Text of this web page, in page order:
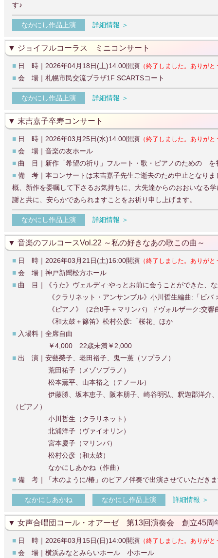
す♪
なかにし作品上演 詳細情報 ＞
ジョイフルコーラス ミニコンサート
■ 日 時｜2026年04月18日(土)14:00開演 （終了しました。ありが
■ 会 場｜札幌市民交流プラザ1F SCARTSコート
なかにし作品上演 詳細情報 ＞
末吉嘉子卒寿コンサート
■ 日 時｜2026年03月25日(水)14:00開演 （終了しました。ありが
■ 会 場｜音楽の友ホール
■ 曲 目｜新作「希望の祈り」フルート・歌・ピアノのための を
■ 備 考｜本コンサートは末吉嘉子先生ご逝去のため中止となり
概、新作を委嘱して下さるお気持ちに、大先達からのおおいなる
謝と共に、安らかであられますことをお祈り申し上げます。
なかにし作品上演 詳細情報 ＞
音楽のフルコースVol.22 ～私の好きなあの歌この曲～
■ 日 時｜2026年03月21日(土)16:00開演 （終了しました。ありが
■ 会 場｜神戸新聞松方ホール
■ 曲 目｜《うた》ヴェルディ:やっとお前に会うことができた、
《クラリネット・アンサンブル》小川哲生編曲:「ビバ
《ピアノ》（2台8手＋マリンバ）ドヴォルザーク:交響曲
《和太鼓＋篠笛》松村公彦:「桜花」ほか
■ 入場料｜全席自由
￥4,000 22歳未満￥2,000
■ 出 演｜安藝榮子、老田裕子、鬼一薫（ソプラノ）
荒田祐子（メゾソプラノ）
松本薫平、山本裕之（テノール）
伊藤勝、坂本恵子、阪本朋子、崎谷明弘、釈迦郡洋介、芹
（ピアノ）
小川哲生（クラリネット）
北浦洋子（ヴァイオリン）
宮本慶子（マリンバ）
松村公彦（和太鼓）
なかにしあかね（作曲）
■ 備 考｜「木のように/椿」のピアノ伴奏で出演させていただき
なかにしあかね なかにし作品上演 詳細情報 ＞
女声合唱団コール・オアーゼ 第13回演奏会 創立45周
■ 日 時｜2026年03月15日(日)14:00開演 （終了しました。ありが
■ 会 場｜横浜みなとみらいホール 小ホール